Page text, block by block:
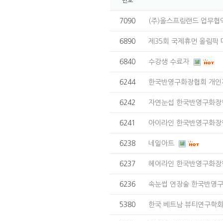
7090 (주)올스프링랜드 업무
6890 제35회 국제휴먼 올림픽
6840 수강생 수료자
6244 한국반영구화장협회 개
6242 자연눈섭 한국반영구화
6241 아이라인 한국반영구화
6238 네일아트
6237 헤어라인 한국반영구화
6236 속눈썹 연장술 한국반영
5380 한국 베트남 뷰티연구학